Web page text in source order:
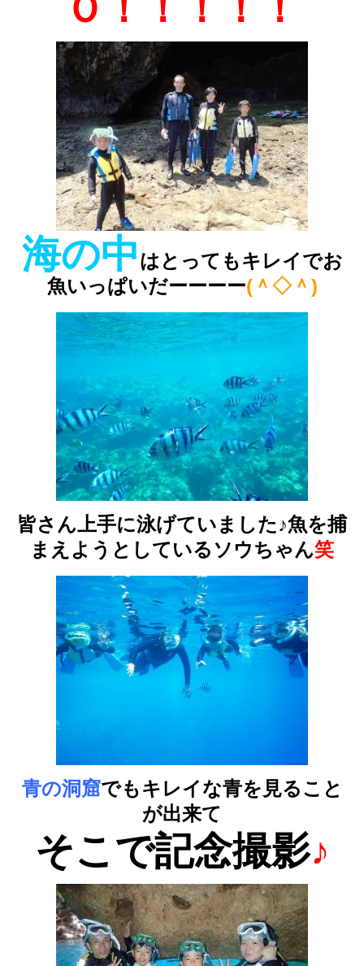
海の中はとってもキレイでお
魚いっぱいだーーーー(＾◇＾)
皆さん上手に泳げていました♪魚を捕
まえようとしているソウちゃん笑
青の洞窟でもキレイな青を見ること
が出来て
そこで記念撮影♪